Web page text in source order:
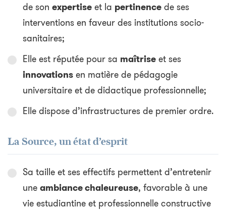
de son expertiseet la pertinencede ses
interventions en faveur des institutions socio-
sanitaires;
Elle est réputée pour sa maîtriseet ses
innovationsen matière de pédagogie
universitaire et de didactique professionnelle;
Elle dispose d’infrastructures de premier ordre.
La Source, un état d’esprit
Sa taille et ses effectifs permettent d’entretenir
uneambiance chaleureuse, favorable à une
vie estudiantine et professionnelle constructive